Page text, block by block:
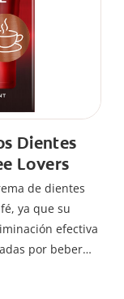
Dientes
Lovers
ya que su
efectiva
por beber